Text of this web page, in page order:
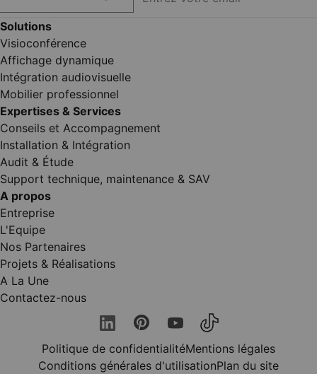
Solutions
Visioconférence
Affichage dynamique
Intégration audiovisuelle
Mobilier professionnel
Expertises & Services
Conseils et Accompagnement
Installation & Intégration
Audit & Étude
Support technique, maintenance & SAV
A propos
Entreprise
L'Equipe
Nos Partenaires
Projets & Réalisations
A La Une
Contactez-nous
Politique de confidentialitéMentions légales
Conditions générales d'utilisationPlan du site